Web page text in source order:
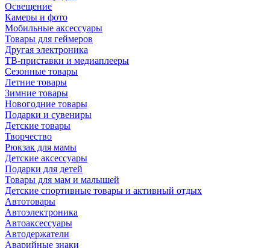
Освещение
Камеры и фото
Мобильные аксессуары
Товары для геймеров
Другая электроника
ТВ-приставки и медиаплееры
Сезонные товары
Летние товары
Зимние товары
Новогодние товары
Подарки и сувениры
Детские товары
Творчество
Рюкзак для мамы
Детские аксессуары
Подарки для детей
Товары для мам и малышей
Детские спортивные товары и активный отдых
Автотовары
Автоэлектроника
Автоаксессуары
Автодержатели
Аварийные знаки